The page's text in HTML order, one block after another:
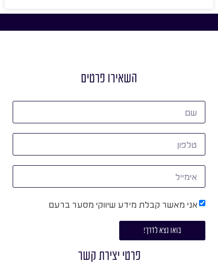
השאירו פרטים
אני מאשר קבלת מידע שיווקי מסער ברעם
בואו נצא לדרך!
פרטי יצירת קשר